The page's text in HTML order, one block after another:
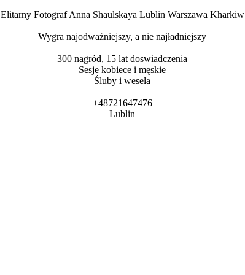
Elitarny Fotograf Anna Shaulskaya Lublin Warszawa Kharkiw
Wygra najodważniejszy, a nie najładniejszy
300 nagród, 15 lat doswiadczenia
Sesje kobiece i męskie
Śluby i wesela
+48721647476
Lublin